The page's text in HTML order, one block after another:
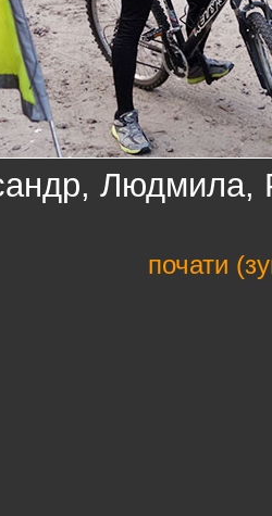
Людмила,
почати